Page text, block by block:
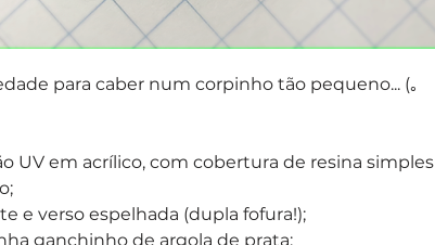
para caber num corpinho tão pequeno... (｡
UV em acrílico, com cobertura de resina simples
e verso espelhada (dupla fofura!);
ganchinho de argola de prata;